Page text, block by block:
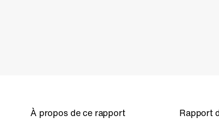
À propos de ce rapport
Rapport